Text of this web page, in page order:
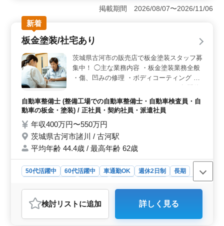
事務所では中高年の方々が活躍しており、年齢に関係な
く歓迎されています。週2〜3日からの勤務や週休2日制、
残業がほとんどない環境が整っており、車通勤も可能で
す。 ＜業務内容＞ 税務会計業務を中心に仕訳や記
帳代行、申告書作成、月次巡回監査、年末調整、給与計
算、決算業務などを行います。シニア層の方々の経験と
知識が活かされ、後輩にスキルを教えるなど多彩な活躍
が期待されます。 ＜福利厚生＞ 雇用・労災・健
康・厚生などの福利厚生が整っており、安心して働ける
環境が整っています。年齢に関係なく活躍できる職場で
あり、子育てやライフスタイルとの両立を図りながら働
くことができます。
掲載期間 2026/08/07〜2026/11/06
新着
板金塗装/社宅あり
茨城県古河市の販売店で板金塗装スタッフ募
集中！ ◯主な業務内容 ・板金塗装業務全般
・傷、凹みの修理 ・ボディコーティング ・
日125日。 残業も少なめで働きやすい職場で
す！ ＊車通勤OK ＊賞与あり ＊50歳以上活
自動車整備士 (整備工場での自動車整備士・自動車検査員・自
動車の板金・塗装) / 正社員・契約社員・派遣社員
年収400万円〜550万円
茨城県古河市諸川 / 古河駅
平均年齢 44.4歳 / 最高年齢 62歳
50代活躍中 60代活躍中 車通勤OK 週休2日制
長期
派遣社員
おすすめポイント
＜ワークライフバランス＞ 年間休日125日、残業少なめ
検討リスト に追加 詳しく見る